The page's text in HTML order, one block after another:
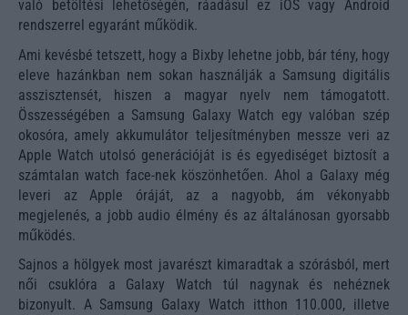
való betöltési lehetőségén, ráadásul ez iOS vagy Android
rendszerrel egyaránt működik.
Ami kevésbé tetszett, hogy a Bixby lehetne jobb, bár tény, hogy
eleve hazánkban nem sokan használják a Samsung digitális
asszisztensét, hiszen a magyar nyelv nem támogatott.
Összességében a Samsung Galaxy Watch egy valóban szép
okosóra, amely akkumulátor teljesítményben messze veri az
Apple Watch utolsó generációját is és egyediséget biztosít a
számtalan watch face-nek köszönhetően. Ahol a Galaxy még
leveri az Apple óráját, az a nagyobb, ám vékonyabb
megjelenés, a jobb audio élmény és az általánosan gyorsabb
működés.
Sajnos a hölgyek most javarészt kimaradtak a szórásból, mert
női csuklóra a Galaxy Watch túl nagynak és nehéznek
bizonyult. A Samsung Galaxy Watch itthon 110.000, illetve